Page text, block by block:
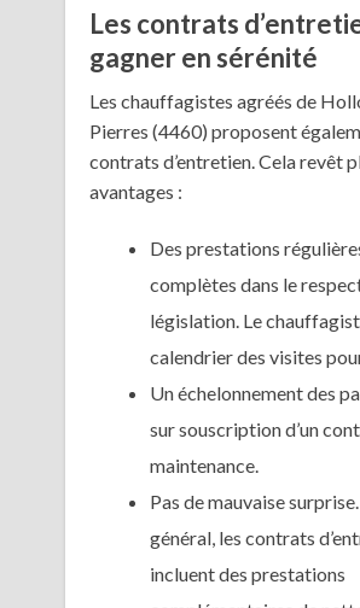
Les contrats
gagner en sérénité
Les chauffagistes agréés de
Pierres (4460) proposent
contrats d’entretien. Cela revêt
avantages :
Des prestations
complètes dans le
législation. Le
calendrier des visites
Un échelonnement des
sur souscription d’un
maintenance.
Pas de mauvaise
général, les contrats
incluent des prestations